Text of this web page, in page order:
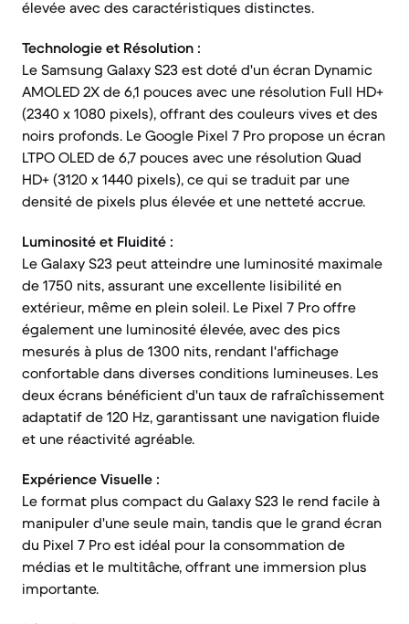
élevée avec des caractéristiques distinctes.
Technologie et Résolution :
Le Samsung Galaxy S23 est doté d'un écran Dynamic
AMOLED 2X de 6,1 pouces avec une résolution Full HD+
(2340 x 1080 pixels), offrant des couleurs vives et des
noirs profonds. Le Google Pixel 7 Pro propose un écran
LTPO OLED de 6,7 pouces avec une résolution Quad
HD+ (3120 x 1440 pixels), ce qui se traduit par une
densité de pixels plus élevée et une netteté accrue.
Luminosité et Fluidité :
Le Galaxy S23 peut atteindre une luminosité maximale
de 1750 nits, assurant une excellente lisibilité en
extérieur, même en plein soleil. Le Pixel 7 Pro offre
également une luminosité élevée, avec des pics
mesurés à plus de 1300 nits, rendant l'affichage
confortable dans diverses conditions lumineuses. Les
deux écrans bénéficient d'un taux de rafraîchissement
adaptatif de 120 Hz, garantissant une navigation fluide
et une réactivité agréable.
Expérience Visuelle :
Le format plus compact du Galaxy S23 le rend facile à
manipuler d'une seule main, tandis que le grand écran
du Pixel 7 Pro est idéal pour la consommation de
médias et le multitâche, offrant une immersion plus
importante.